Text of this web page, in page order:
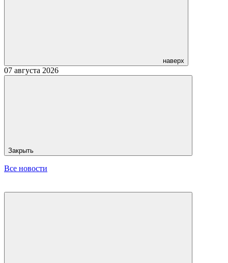
наверх
07 августа 2026
Закрыть
Все новости